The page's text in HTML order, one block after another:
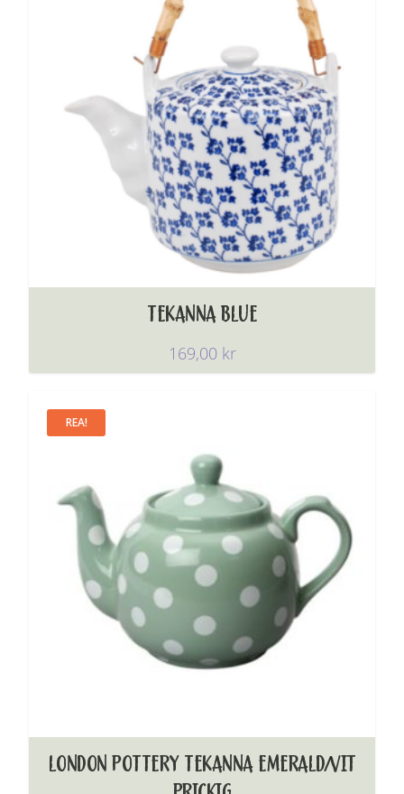
TEKANNA BLUE
169,00 kr
REA!
LONDON POTTERY TEKANNA EMERALD/VIT